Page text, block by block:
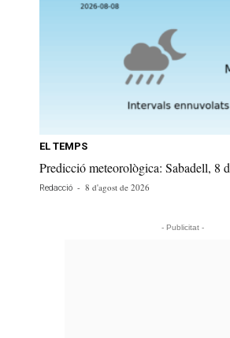
EL TEMPS
Predicció meteorològica: Sabadell, 8
Redacció - 8 d'agost de 2026
- Publicitat -